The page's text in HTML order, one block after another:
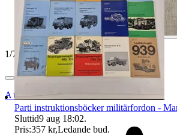
1/7
Auktionsbyra
Parti instruktionsböcker militärfordon -
Sluttid9 aug 18:02.
Pris:357 kr,Ledande bud.